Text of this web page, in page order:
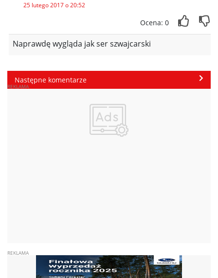
25 lutego 2017 o 20:52
Ocena: 0
Naprawdę wygląda jak ser szwajcarski
Następne komentarze